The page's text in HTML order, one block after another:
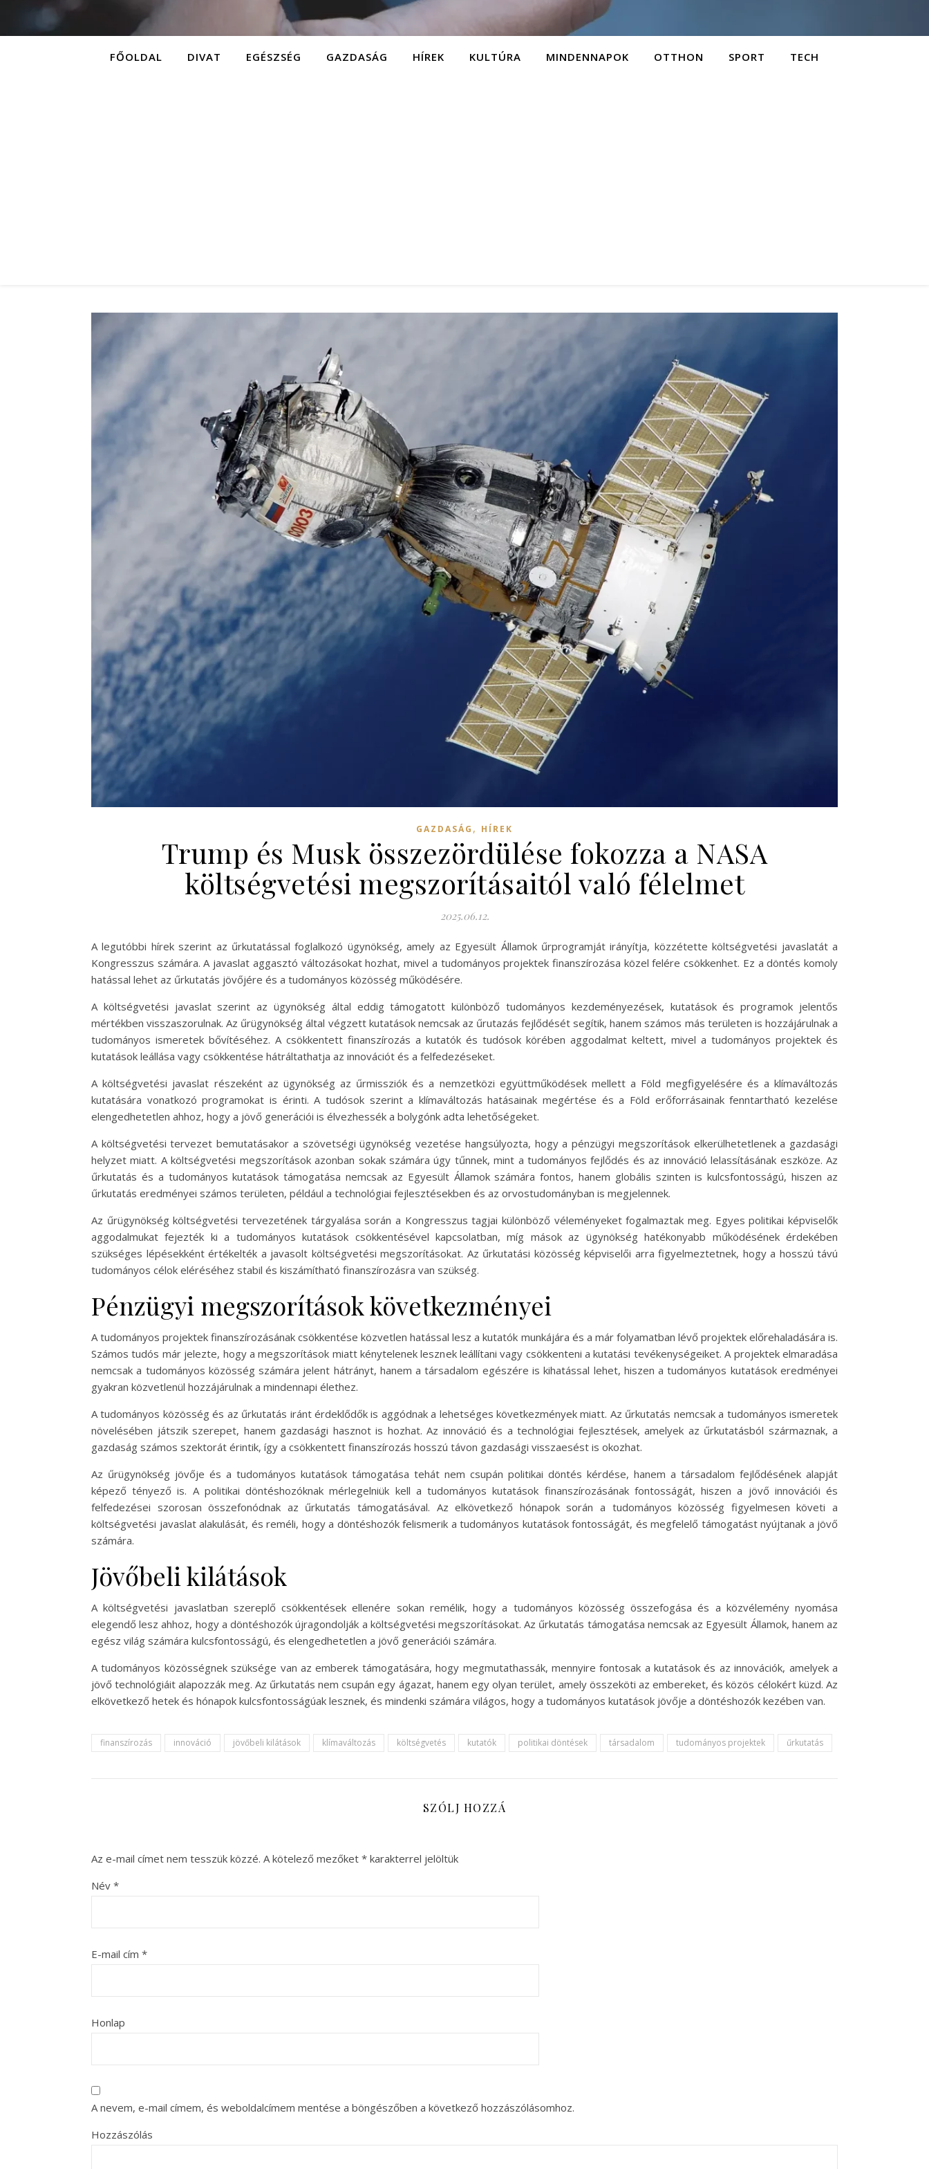
FŐOLDAL DIVAT EGÉSZSÉG GAZDASÁG HÍREK KULTÚRA MINDENNAPOK OTTHON SPORT TECH
GAZDASÁG , HÍREK
Trump és Musk összezördülése fokozza a NASA
költségvetési megszorításaitól való félelmet
2025.06.12.
A legutóbbi hírek szerint az űrkutatással foglalkozó ügynökség, amely az Egyesült Államok űrprogramját irányítja, közzétette költségvetési javaslatát a
Kongresszus számára. A javaslat aggasztó változásokat hozhat, mivel a tudományos projektek finanszírozása közel felére csökkenhet. Ez a döntés komoly
hatással lehet az űrkutatás jövőjére és a tudományos közösség működésére.
A költségvetési javaslat szerint az ügynökség által eddig támogatott különböző tudományos kezdeményezések, kutatások és programok jelentős
mértékben visszaszorulnak. Az űrügynökség által végzett kutatások nemcsak az űrutazás fejlődését segítik, hanem számos más területen is hozzájárulnak a
tudományos ismeretek bővítéséhez. A csökkentett finanszírozás a kutatók és tudósok körében aggodalmat keltett, mivel a tudományos projektek és
kutatások leállása vagy csökkentése hátráltathatja az innovációt és a felfedezéseket.
A költségvetési javaslat részeként az ügynökség az űrmissziók és a nemzetközi együttműködések mellett a Föld megfigyelésére és a klímaváltozás
kutatására vonatkozó programokat is érinti. A tudósok szerint a klímaváltozás hatásainak megértése és a Föld erőforrásainak fenntartható kezelése
elengedhetetlen ahhoz, hogy a jövő generációi is élvezhessék a bolygónk adta lehetőségeket.
A költségvetési tervezet bemutatásakor a szövetségi ügynökség vezetése hangsúlyozta, hogy a pénzügyi megszorítások elkerülhetetlenek a gazdasági
helyzet miatt. A költségvetési megszorítások azonban sokak számára úgy tűnnek, mint a tudományos fejlődés és az innováció lelassításának eszköze. Az
űrkutatás és a tudományos kutatások támogatása nemcsak az Egyesült Államok számára fontos, hanem globális szinten is kulcsfontosságú, hiszen az
űrkutatás eredményei számos területen, például a technológiai fejlesztésekben és az orvostudományban is megjelennek.
Az űrügynökség költségvetési tervezetének tárgyalása során a Kongresszus tagjai különböző véleményeket fogalmaztak meg. Egyes politikai képviselők
aggodalmukat fejezték ki a tudományos kutatások csökkentésével kapcsolatban, míg mások az ügynökség hatékonyabb működésének érdekében
szükséges lépésekként értékelték a javasolt költségvetési megszorításokat. Az űrkutatási közösség képviselői arra figyelmeztetnek, hogy a hosszú távú
tudományos célok eléréséhez stabil és kiszámítható finanszírozásra van szükség.
Pénzügyi megszorítások következményei
A tudományos projektek finanszírozásának csökkentése közvetlen hatással lesz a kutatók munkájára és a már folyamatban lévő projektek előrehaladására is.
Számos tudós már jelezte, hogy a megszorítások miatt kénytelenek lesznek leállítani vagy csökkenteni a kutatási tevékenységeiket. A projektek elmaradása
nemcsak a tudományos közösség számára jelent hátrányt, hanem a társadalom egészére is kihatással lehet, hiszen a tudományos kutatások eredményei
gyakran közvetlenül hozzájárulnak a mindennapi élethez.
A tudományos közösség és az űrkutatás iránt érdeklődők is aggódnak a lehetséges következmények miatt. Az űrkutatás nemcsak a tudományos ismeretek
növelésében játszik szerepet, hanem gazdasági hasznot is hozhat. Az innováció és a technológiai fejlesztések, amelyek az űrkutatásból származnak, a
gazdaság számos szektorát érintik, így a csökkentett finanszírozás hosszú távon gazdasági visszaesést is okozhat.
Az űrügynökség jövője és a tudományos kutatások támogatása tehát nem csupán politikai döntés kérdése, hanem a társadalom fejlődésének alapját
képező tényező is. A politikai döntéshozóknak mérlegelniük kell a tudományos kutatások finanszírozásának fontosságát, hiszen a jövő innovációi és
felfedezései szorosan összefonódnak az űrkutatás támogatásával. Az elkövetkező hónapok során a tudományos közösség figyelmesen követi a
költségvetési javaslat alakulását, és reméli, hogy a döntéshozók felismerik a tudományos kutatások fontosságát, és megfelelő támogatást nyújtanak a jövő
számára.
Jövőbeli kilátások
A költségvetési javaslatban szereplő csökkentések ellenére sokan remélik, hogy a tudományos közösség összefogása és a közvélemény nyomása
elegendő lesz ahhoz, hogy a döntéshozók újragondolják a költségvetési megszorításokat. Az űrkutatás támogatása nemcsak az Egyesült Államok, hanem az
egész világ számára kulcsfontosságú, és elengedhetetlen a jövő generációi számára.
A tudományos közösségnek szüksége van az emberek támogatására, hogy megmutathassák, mennyire fontosak a kutatások és az innovációk, amelyek a
jövő technológiáit alapozzák meg. Az űrkutatás nem csupán egy ágazat, hanem egy olyan terület, amely összeköti az embereket, és közös célokért küzd. Az
elkövetkező hetek és hónapok kulcsfontosságúak lesznek, és mindenki számára világos, hogy a tudományos kutatások jövője a döntéshozók kezében van.
finanszírozás innováció jövőbeli kilátások klímaváltozás költségvetés kutatók politikai döntések társadalom tudományos projektek űrkutatás
SZÓLJ HOZZÁ
Az e-mail címet nem tesszük közzé. A kötelező mezőket * karakterrel jelöltük
Név *
E-mail cím *
Honlap
A nevem, e-mail címem, és weboldalcímem mentése a böngészőben a következő hozzászólásomhoz.
Hozzászólás